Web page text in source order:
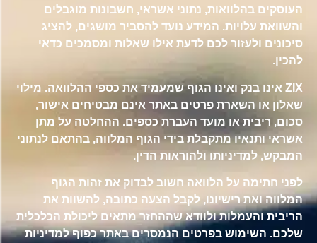
העוסקים בהלוואות, נתוני אשראי, חשבונות מוגבלים
והשוואת עלויות. המידע נועד להסביר מושגים, להציג
סיכונים ולעזור לכם לדעת אילו שאלות ומסמכים כדאי
להכין.
ZIX אינו בנק ואינו הגוף שמעמיד את כספי ההלוואה. מילוי
שאלון או השארת פרטים באתר אינם מבטיחים אישור,
סכום, ריבית או מועד העברת כספים. ההחלטה על מתן
אשראי ותנאיו מתקבלת בידי הגוף המלווה, בהתאם לנתוני
המבקש, למדיניותו ולהוראות הדין.
לפני חתימה על הלוואה חשוב לבדוק את זהות הגוף
המלווה ואת רישיונו, לקבל הצעה כתובה, להשוות את
הריבית והעמלות ולוודא שההחזר מתאים ליכולת הכלכלית
שלכם. השימוש בפרטים הנמסרים באתר כפוף למדיניות